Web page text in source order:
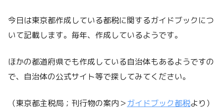
今日は東京都作成している都税に関するガイドブックにつ
いて記載します。毎年、作成しているようです。
ほかの都道府県でも作成している自治体もあるようですの
で、自治体の公式サイト等で探してみてください。
（東京都主税局；刊行物の案内＞ガイドブック都税より）